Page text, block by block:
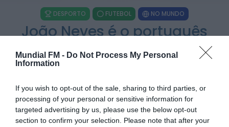
Mundial FM - Do Not Process My Personal
Information
If you wish to opt-out of the sale, sharing to third parties, or
processing of your personal or sensitive information for
targeted advertising by us, please use the below opt-out
section to confirm your selection. Please note that after your
de milhares de doses de...
ONTEM, 18:13
Confusão envolve entre 30 e 40 pessoas na
Praia Fluvial de Bolfiar...
Última Hora Mundial FM
Preços dos combustíveis podem cair mais de
12 cêntimos por litro já...
ONTEM, 15:44
DESPORTO FUTEBOL NO MUNDO
João Neves é o português
mais valioso do mundo em
novo ranking internacional